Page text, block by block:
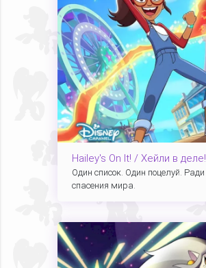
Hailey's On It! / Хейли в деле!
Один список. Один поцелуй. Ради
спасения мира.